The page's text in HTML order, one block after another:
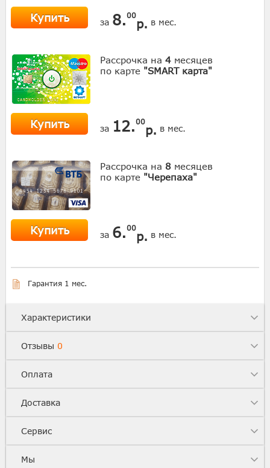
Купить за 8.00
р. в мес.
Рассрочка на 4 месяцев
по карте "SMART карта"
Купить за 12.00
р. в мес.
Рассрочка на 8 месяцев
по карте "Черепаха"
Купить за 6.00
р. в мес.
Гарантия 1 мес.
Характеристики
Отзывы 0
Оплата
Доставка
Сервис
Мы